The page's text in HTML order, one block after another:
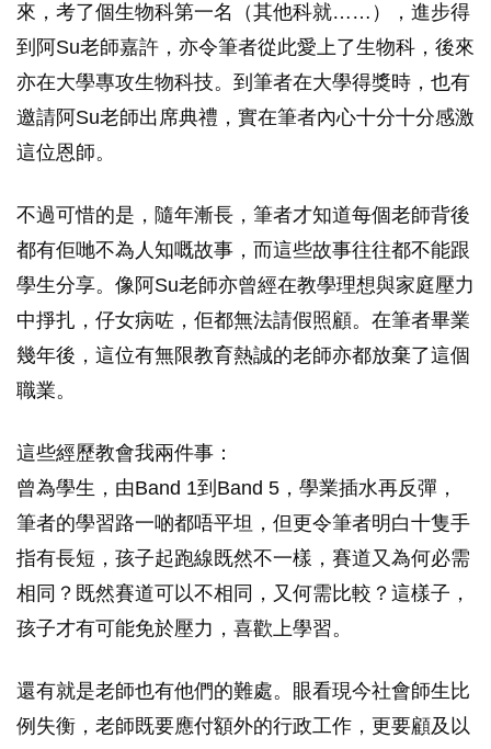
來，考了個生物科第一名（其他科就……），進步得
到阿Su老師嘉許，亦令筆者從此愛上了生物科，後來
亦在大學專攻生物科技。到筆者在大學得獎時，也有
邀請阿Su老師出席典禮，實在筆者內心十分十分感激
這位恩師。
不過可惜的是，隨年漸長，筆者才知道每個老師背後
都有佢哋不為人知嘅故事，而這些故事往往都不能跟
學生分享。像阿Su老師亦曾經在教學理想與家庭壓力
中掙扎，仔女病咗，佢都無法請假照顧。在筆者畢業
幾年後，這位有無限教育熱誠的老師亦都放棄了這個
職業。
這些經歷教會我兩件事：
曾為學生，由Band 1到Band 5，學業插水再反彈，
筆者的學習路一啲都唔平坦，但更令筆者明白十隻手
指有長短，孩子起跑線既然不一樣，賽道又為何必需
相同？既然賽道可以不相同，又何需比較？這樣子，
孩子才有可能免於壓力，喜歡上學習。
還有就是老師也有他們的難處。眼看現今社會師生比
例失衡，老師既要應付額外的行政工作，更要顧及以